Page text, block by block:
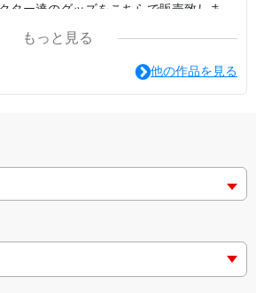
ター達のグッズをこちらで販売致しま
もっと見る
他の作品を見る